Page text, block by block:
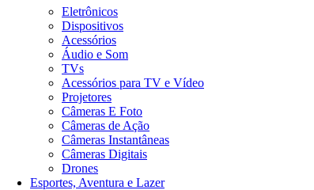
Eletrônicos
Dispositivos
Acessórios
Áudio e Som
TVs
Acessórios para TV e Vídeo
Projetores
Câmeras E Foto
Câmeras de Ação
Câmeras Instantâneas
Câmeras Digitais
Drones
Esportes, Aventura e Lazer